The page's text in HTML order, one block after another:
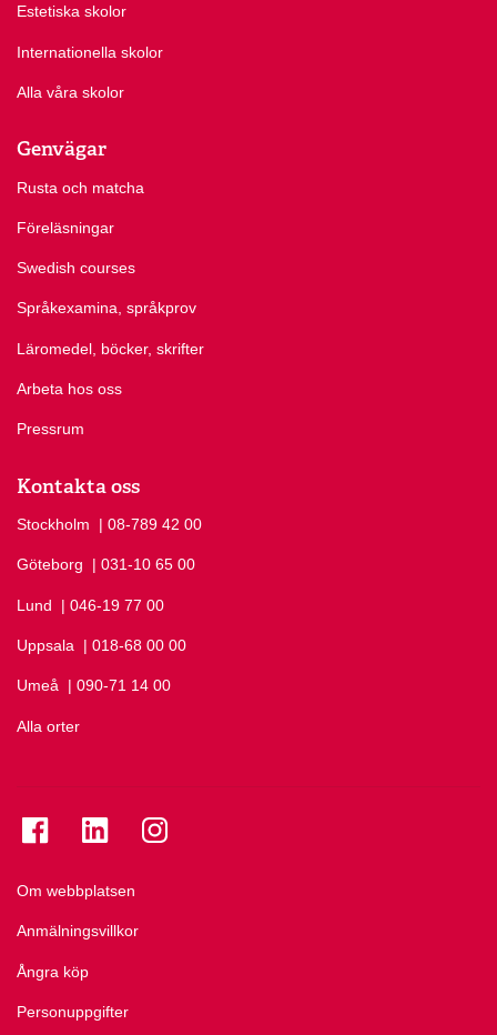
Estetiska skolor
Internationella skolor
Alla våra skolor
Genvägar
Rusta och matcha
Föreläsningar
Swedish courses
Språkexamina, språkprov
Läromedel, böcker, skrifter
Arbeta hos oss
Pressrum
Kontakta oss
Stockholm Ring Stockholm på
| 08-789 42 00
Göteborg Ring Göteborg på
| 031-10 65 00
Lund Ring Lund på
| 046-19 77 00
Uppsala Ring Uppsala på
| 018-68 00 00
Umeå Ring Umeå på
| 090-71 14 00
Alla orter
Om webbplatsen
Anmälningsvillkor
Ångra köp
Personuppgifter
Se folkuniversitetet på Facebook
Se folkuniversitetet på LinkedIn